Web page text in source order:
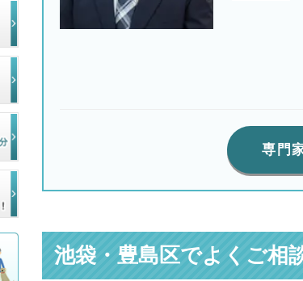
専門
池袋・豊島区でよくご相